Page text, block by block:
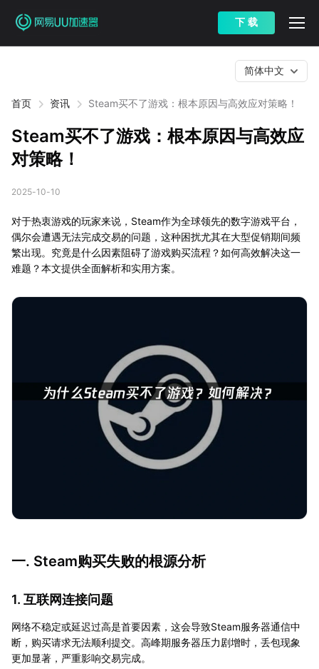
下 载
首页 资讯 Steam买不了游戏：根本原因与高效应对策略！
简体中文
Steam买不了游戏：根本原因与高效应
对策略！
2025-10-10
对于热衷游戏的玩家来说，Steam作为全球领先的数字游戏平台，
偶尔会遭遇无法完成交易的问题，这种困扰尤其在大型促销期间频
繁出现。究竟是什么因素阻碍了游戏购买流程？如何高效解决这一
难题？本文提供全面解析和实用方案。
一. Steam购买失败的根源分析
1. 互联网连接问题
网络不稳定或延迟过高是首要因素，这会导致Steam服务器通信中
断，购买请求无法顺利提交。高峰期服务器压力剧增时，丢包现象
更加显著，严重影响交易完成。